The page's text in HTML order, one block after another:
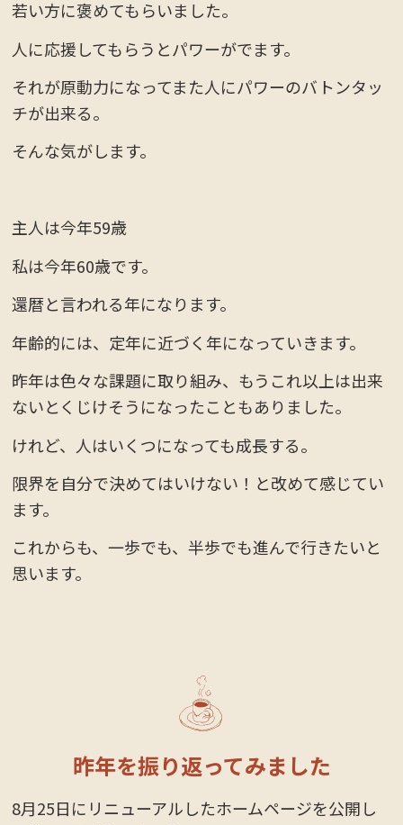
若い方に褒めてもらいました。
人に応援してもらうとパワーがでます。
それが原動力になってまた人にパワーのバトンタッ
チが出来る。
そんな気がします。
主人は今年59歳
私は今年60歳です。
還暦と言われる年になります。
年齢的には、定年に近づく年になっていきます。
昨年は色々な課題に取り組み、もうこれ以上は出来
ないとくじけそうになったこともありました。
けれど、人はいくつになっても成長する。
限界を自分で決めてはいけない！と改めて感じてい
ます。
これからも、一歩でも、半歩でも進んで行きたいと
思います。
昨年を振り返ってみました
8月25日にリニューアルしたホームページを公開し